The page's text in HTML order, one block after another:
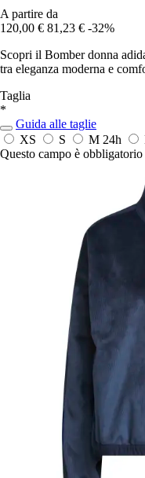
A partire da
120,00 € 81,23 € -32%
Scopri il Bomber donna
tra eleganza moderna e
Taglia
*
Guida alle taglie
XS
S M 24h
Questo campo è obbligatorio